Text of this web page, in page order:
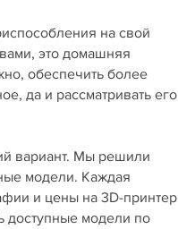
на свой
это домашняя
обеспечить более
да и рассматривать его
вариант. Мы решили
модели. Каждая
и цены на 3D-принтер
доступные модели по